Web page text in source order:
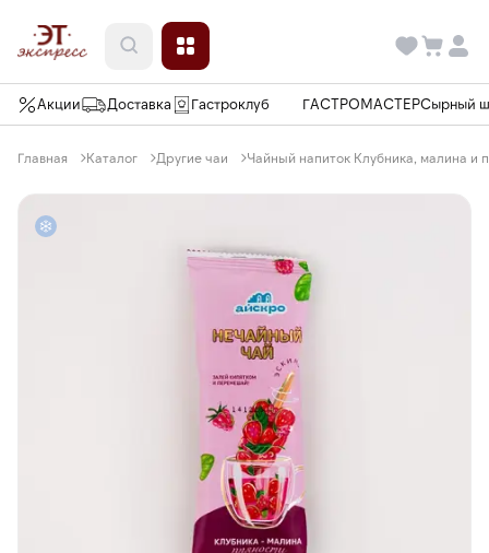
Акции Доставка Гастроклуб ГАСТРОМАСТЕРСырный
Главная Каталог Другие чаи Чайный напиток Клубника, малина и